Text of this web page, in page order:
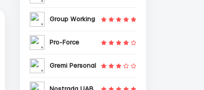
Group Working
Pro-Force
Gremi Personal